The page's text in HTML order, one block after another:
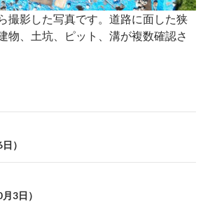
撮影した写真です。道路に面した狭
物、土坑、ピット、溝が複数確認さ
）
3日）